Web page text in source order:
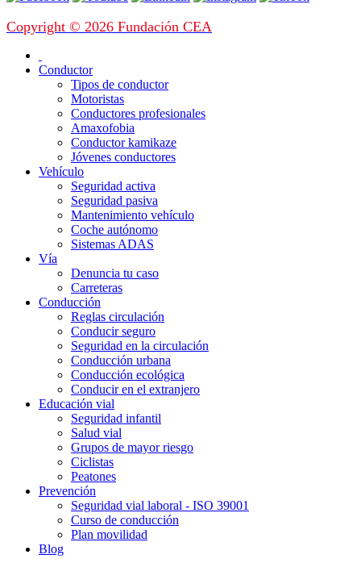
Copyright © 2026 Fundación CEA
Conductor
Tipos de conductor
Motoristas
Conductores profesionales
Amaxofobia
Conductor kamikaze
Jóvenes conductores
Vehículo
Seguridad activa
Seguridad pasiva
Mantenimiento vehículo
Coche autónomo
Sistemas ADAS
Vía
Denuncia tu caso
Carreteras
Conducción
Reglas circulación
Conducir seguro
Seguridad en la circulación
Conducción urbana
Conducción ecológica
Conducir en el extranjero
Educación vial
Seguridad infantil
Salud vial
Grupos de mayor riesgo
Ciclistas
Peatones
Prevención
Seguridad vial laboral - ISO 39001
Curso de conducción
Plan movilidad
Blog